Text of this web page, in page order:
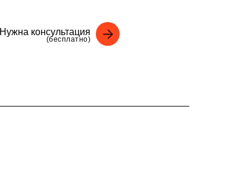
Нужна консультация
(бесплатно)